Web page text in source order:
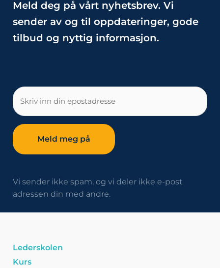
Meld deg på vårt nyhetsbrev. Vi
sender av og til oppdateringer, gode
tilbud og nyttig informasjon.
E-
post
Vi sender ikke spam, og vi deler ikke e-post
adressen din med andre.
Lederskolen
Kurs